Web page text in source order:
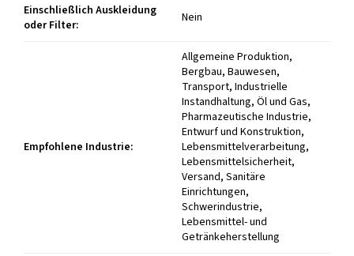
Einschließlich Auskleidung
oder Filter: Nein
Empfohlene Industrie:
Allgemeine Produktion,
Bergbau, Bauwesen,
Transport, Industrielle
Instandhaltung, Öl und Gas,
Pharmazeutische Industrie,
Entwurf und Konstruktion,
Lebensmittelverarbeitung,
Lebensmittelsicherheit,
Versand, Sanitäre
Einrichtungen,
Schwerindustrie,
Lebensmittel- und
Getränkeherstellung